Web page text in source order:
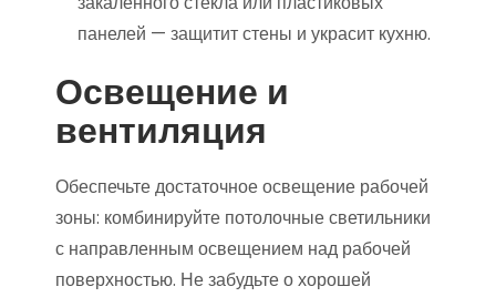
панелей — защитит стены и украсит кухню.
Освещение и
вентиляция
Обеспечьте достаточное освещение рабочей
зоны: комбинируйте потолочные светильники
с направленным освещением над рабочей
поверхностью. Не забудьте о хорошей